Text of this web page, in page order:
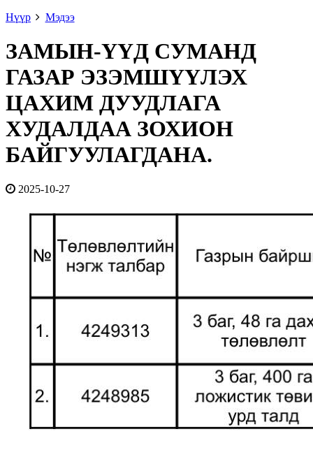
Нүүр
Мэдээ
ЗАМЫН-ҮҮД СУМАНД
ГАЗАР ЭЗЭМШҮҮЛЭХ
ЦАХИМ ДУУДЛАГА
ХУДАЛДАА ЗОХИОН
БАЙГУУЛАГДАНА.
2025-10-27